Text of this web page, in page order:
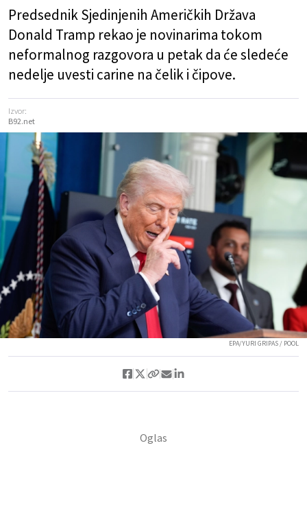
Predsednik Sjedinjenih Američkih Država
Donald Tramp rekao je novinarima tokom
neformalnog razgovora u petak da će sledeće
nedelje uvesti carine na čelik i čipove.
Izvor:
B92.net
EPA/YURI GRIPAS / POOL